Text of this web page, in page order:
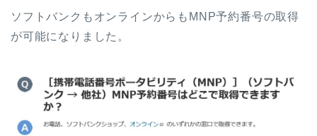
ソフトバンクもオンラインからもMNP予約番号の取得
が可能になりました。